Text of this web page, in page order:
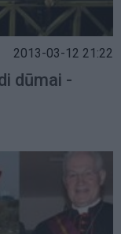
2013-03-12 21:22
dūmai -